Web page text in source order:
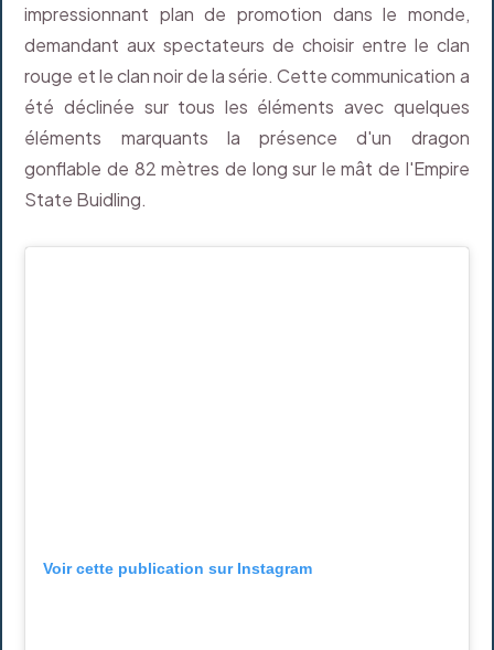
impressionnant plan de promotion dans le monde,
demandant aux spectateurs de choisir entre le clan
rouge et le clan noir de la série. Cette communication a
été déclinée sur tous les éléments avec quelques
éléments marquants la présence d'un dragon
gonflable de 82 mètres de long sur le mât de l'Empire
State Buidling.
Voir cette publication sur Instagram